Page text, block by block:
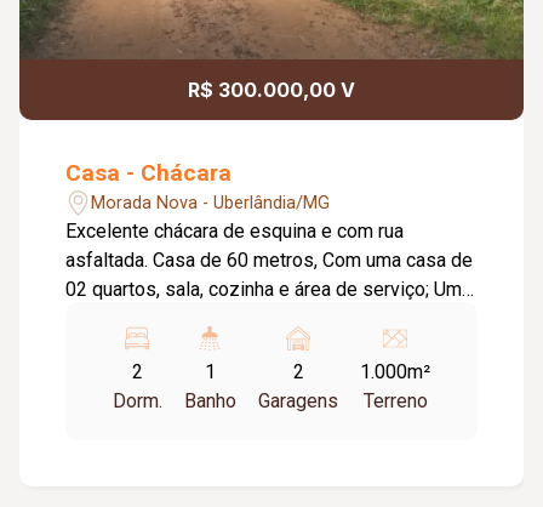
R$ 300.000,00 V
Casa - Chácara
Morada Nova - Uberlândia/MG
Excelente chácara de esquina e com rua
asfaltada. Casa de 60 metros, Com uma casa de
02 quartos, sala, cozinha e área de serviço; Uma
Um cômodo de comercio na esquina; Chácara
toda arborizada com plantas frutíferas.
Localizada no inicio do bairro, com a
2
Dorm.
1
Banho
2
Garagens
1.000m²
Terreno